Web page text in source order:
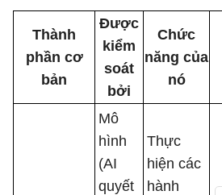
Thành
phần cơ
bản
Được
kiểm
soát
bởi
Chức
năng của
nó
Mô
hình
(AI
quyết
Thực
hiện các
hành